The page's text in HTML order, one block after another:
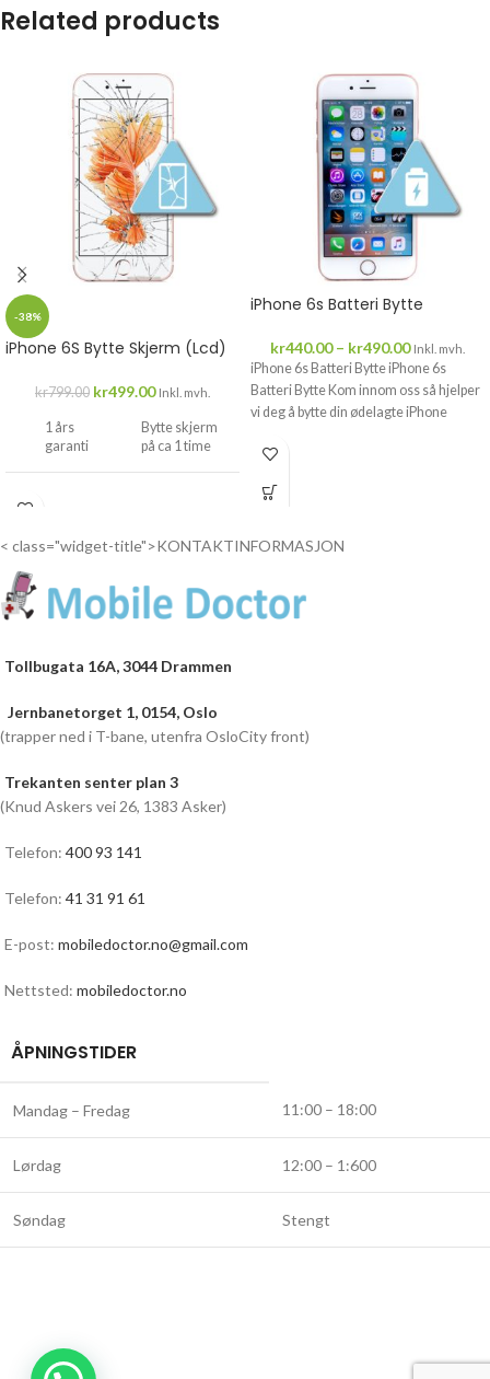
Related products
-38%
iPhone 6S Bytte Skjerm (Lcd)
kr799.00 kr499.00 Inkl. mvh.
1 års
garanti
Bytte skjerm
på ca 1 time
iPhone 6s Batteri Bytte
kr440.00 – kr490.00 Inkl. mvh.
iPhone 6s Batteri Bytte iPhone 6s
Batteri Bytte Kom innom oss så hjelper
vi deg å bytte din ødelagte iPhone
< class="widget-title">KONTAKTINFORMASJON
Tollbugata 16A, 3044 Drammen
Jernbanetorget 1, 0154, Oslo
(trapper ned i T-bane, utenfra OsloCity front)
Trekanten senter plan 3
(Knud Askers vei 26, 1383 Asker)
Telefon: 400 93 141
Telefon: 41 31 91 61
E-post: mobiledoctor.no@gmail.com
Nettsted: mobiledoctor.no
ÅPNINGSTIDER
Mandag – Fredag 11:00 – 18:00
Lørdag 12:00 – 1:600
Søndag Stengt